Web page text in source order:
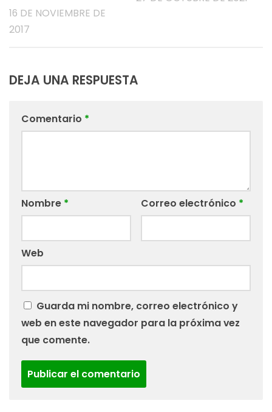
16 DE NOVIEMBRE DE
2017
DEJA UNA RESPUESTA
Comentario *
Nombre * Correo electrónico *
Web
Guarda mi nombre, correo electrónico y
web en este navegador para la próxima vez
que comente.